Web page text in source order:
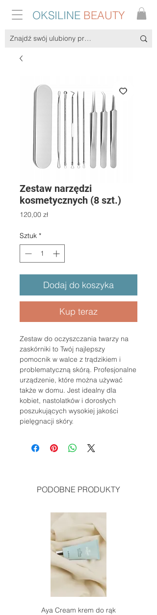
OKSILINE BEAUTY
Zestaw narzędzi
kosmetycznych (8 szt.)
120,00 złCena
Sztuk *
Dodaj do koszyka
Kup teraz
Zestaw do oczyszczania twarzy na
zaskórniki to Twój najlepszy
pomocnik w walce z trądzikiem i
problematyczną skórą. Profesjonalne
urządzenie, które można używać
także w domu. Jest idealny dla
kobiet, nastolatków i dorosłych
poszukujących wysokiej jakości
pielęgnacji skóry.
PODOBNE PRODUKTY
Aya Cream krem do rąk